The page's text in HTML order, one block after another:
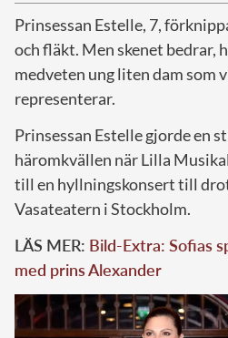
Prinsessan Estelle, 7,
och fläkt. Men skenet bedrar,
medveten ung liten dam som
representerar.
Prinsessan Estelle gjorde en
häromkvällen när Lilla
till en hyllningskonsert till
Vasateatern i Stockholm.
LÄS MER: Bild-Extra: Sofias
med prins Alexander